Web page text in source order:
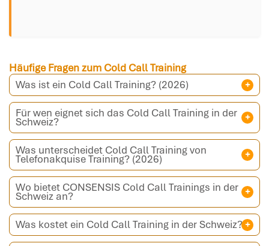
Häufige Fragen zum Cold Call Training
Was ist ein Cold Call Training? (2026)
Für wen eignet sich das Cold Call Training in der
Schweiz?
Was unterscheidet Cold Call Training von
Telefonakquise Training? (2026)
Wo bietet CONSENSIS Cold Call Trainings in der
Schweiz an?
Was kostet ein Cold Call Training in der Schweiz?